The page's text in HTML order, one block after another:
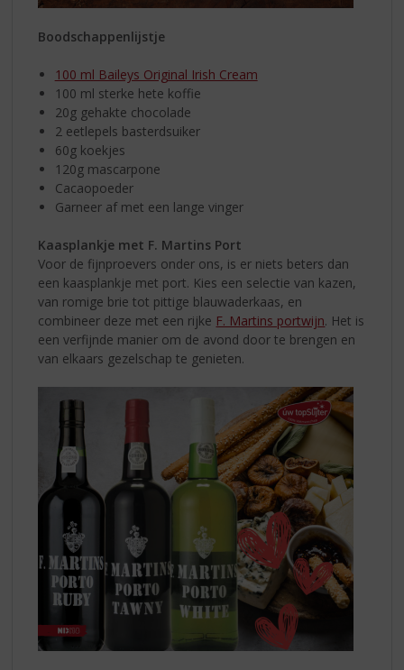
Boodschappenlijstje
100 ml Baileys Original Irish Cream
100 ml sterke hete koffie
20g gehakte chocolade
2 eetlepels basterdsuiker
60g koekjes
120g mascarpone
Cacaopoeder
Garneer af met een lange vinger
Kaasplankje met F. Martins Port
Voor de fijnproevers onder ons, is er niets beters dan
een kaasplankje met port. Kies een selectie van kazen,
van romige brie tot pittige blauwaderkaas, en
combineer deze met een rijke F. Martins portwijn. Het is
een verfijnde manier om de avond door te brengen en
van elkaars gezelschap te genieten.